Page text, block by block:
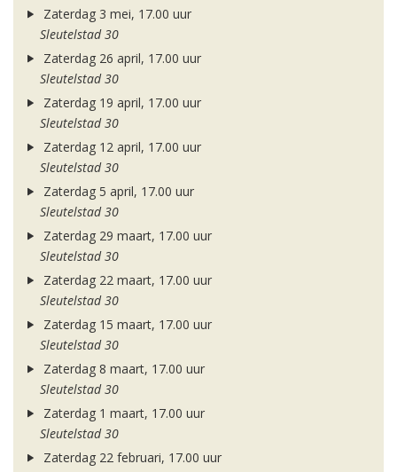
Zaterdag 3 mei, 17.00 uur
Sleutelstad 30
Zaterdag 26 april, 17.00 uur
Sleutelstad 30
Zaterdag 19 april, 17.00 uur
Sleutelstad 30
Zaterdag 12 april, 17.00 uur
Sleutelstad 30
Zaterdag 5 april, 17.00 uur
Sleutelstad 30
Zaterdag 29 maart, 17.00 uur
Sleutelstad 30
Zaterdag 22 maart, 17.00 uur
Sleutelstad 30
Zaterdag 15 maart, 17.00 uur
Sleutelstad 30
Zaterdag 8 maart, 17.00 uur
Sleutelstad 30
Zaterdag 1 maart, 17.00 uur
Sleutelstad 30
Zaterdag 22 februari, 17.00 uur